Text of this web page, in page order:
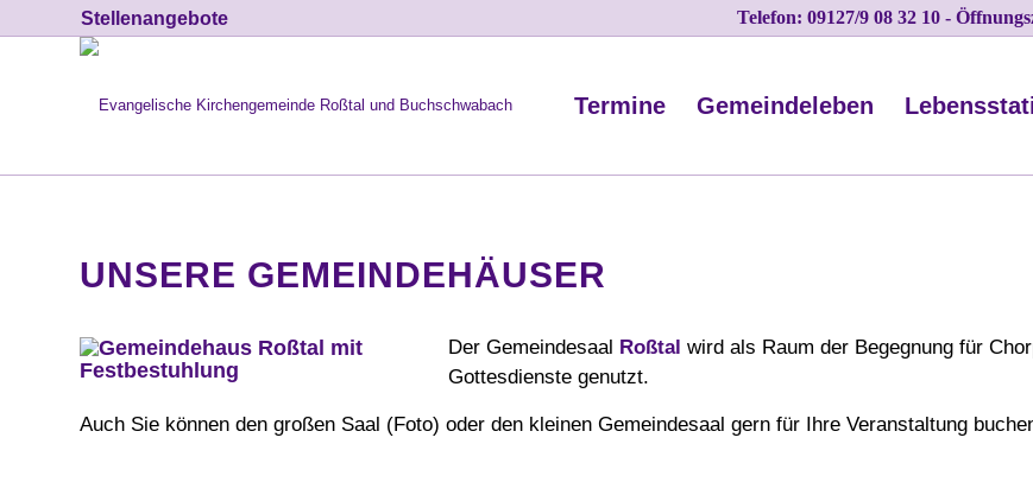
Stellenangebote Telefon: 09127/9 08 32 10 -
Termine Gemeindeleben
UNSERE GEMEINDEHÄUSER
Der Gemeindesaal Roßtal wird als Raum der Begegnung für
Gottesdienste genutzt.
Auch Sie können den großen Saal (Foto) oder den kleinen Gemeindesaal gern für Ihre Veranstaltung